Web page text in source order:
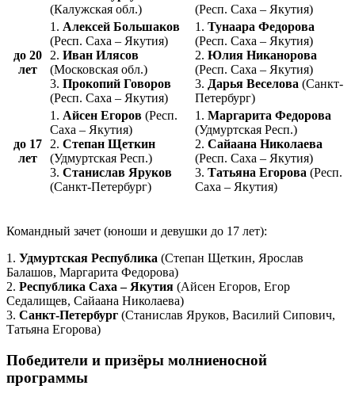
(Калужская обл.)
(Респ. Саха – Якутия)
до 20
лет
1. Алексей Большаков
(Респ. Саха – Якутия)
2. Иван Илясов
(Московская обл.)
3. Прокопий Говоров
(Респ. Саха – Якутия)
1. Тунаара Федорова
(Респ. Саха – Якутия)
2. Юлия Никанорова
(Респ. Саха – Якутия)
3. Дарья Веселова (Санкт-
Петербург)
до 17
лет
1. Айсен Егоров (Респ.
Саха – Якутия)
2. Степан Щеткин
(Удмуртская Респ.)
3. Станислав Яруков
(Санкт-Петербург)
1. Маргарита Федорова
(Удмуртская Респ.)
2. Сайаана Николаева
(Респ. Саха – Якутия)
3. Татьяна Егорова (Респ.
Саха – Якутия)
Командный зачет (юноши и девушки до 17 лет):
1. Удмуртская Республика (Степан Щеткин, Ярослав
Балашов, Маргарита Федорова)
2. Республика Саха – Якутия (Айсен Егоров, Егор
Седалищев, Сайаана Николаева)
3. Санкт-Петербург (Станислав Яруков, Василий Сипович,
Татьяна Егорова)
Победители и призёры молниеносной
программы